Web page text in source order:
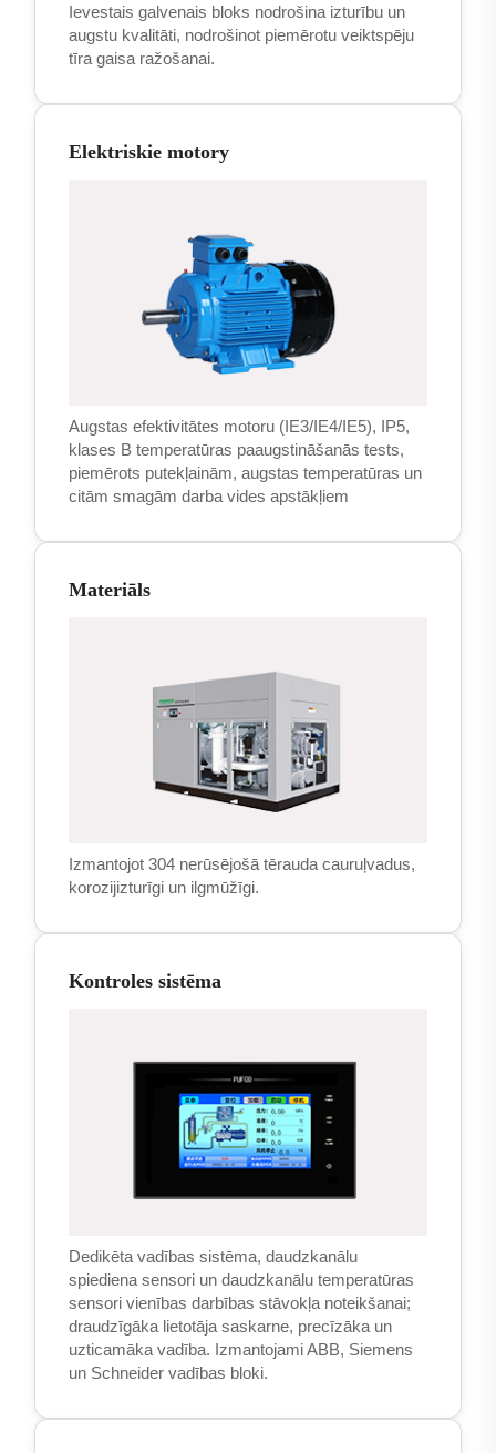
Ievestais galvenais bloks nodrošina izturību un
augstu kvalitāti, nodrošinot piemērotu veiktspēju
tīra gaisa ražošanai.
Elektriskie motory
Augstas efektivitātes motoru (IE3/IE4/IE5), IP5,
klases B temperatūras paaugstināšanās tests,
piemērots putekļainām, augstas temperatūras un
citām smagām darba vides apstākļiem
Materiāls
Izmantojot 304 nerūsējošā tērauda cauruļvadus,
korozijizturīgi un ilgmūžīgi.
Kontroles sistēma
Dedikēta vadības sistēma, daudzkanālu
spiediena sensori un daudzkanālu temperatūras
sensori vienības darbības stāvokļa noteikšanai;
draudzīgāka lietotāja saskarne, precīzāka un
uzticamāka vadība. Izmantojami ABB, Siemens
un Schneider vadības bloki.